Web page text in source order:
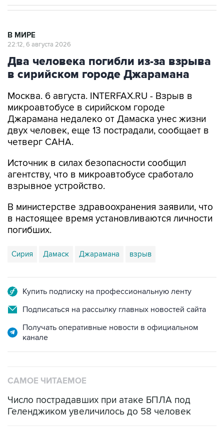
В МИРЕ
22:12, 6 августа 2026
Два человека погибли из-за взрыва
в сирийском городе Джарамана
Москва. 6 августа. INTERFAX.RU - Взрыв в
микроавтобусе в сирийском городе
Джарамана недалеко от Дамаска унес жизни
двух человек, еще 13 пострадали, сообщает в
четверг САНА.
Источник в силах безопасности сообщил
агентству, что в микроавтобусе сработало
взрывное устройство.
В министерстве здравоохранения заявили, что
в настоящее время установливаются личности
погибших.
Сирия Дамаск Джарамана взрыв
Купить подписку на профессиональную ленту
Подписаться на рассылку главных новостей сайта
Получать оперативные новости в официальном
канале
САМОЕ ЧИТАЕМОЕ
Число пострадавших при атаке БПЛА под
Геленджиком увеличилось до 58 человек